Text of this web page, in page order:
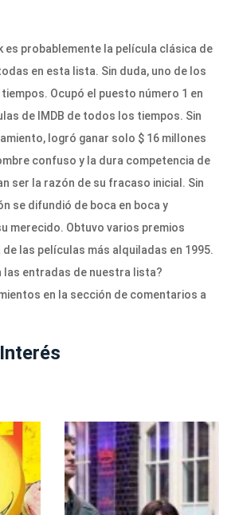
es probablemente la película clásica de
en esta lista. Sin duda, uno de los
Ocupó el puesto número 1 en
de IMDB de todos los tiempos. Sin
logró ganar solo $ 16 millones
confuso y la dura competencia de
ser la razón de su fracaso inicial. Sin
se difundió de boca en boca y
merecido. Obtuvo varios premios
las películas más alquiladas en 1995.
las entradas de nuestra lista?
en la sección de comentarios a